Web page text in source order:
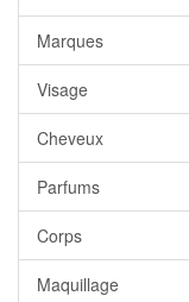
Marques
Visage
Cheveux
Parfums
Corps
Maquillage